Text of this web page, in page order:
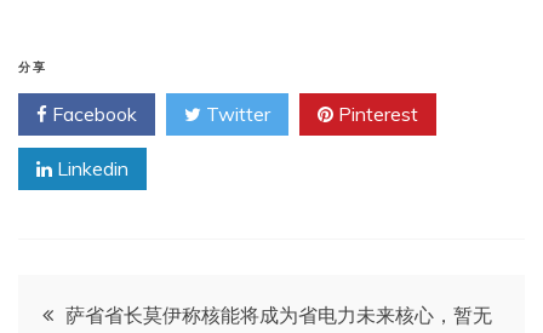
分享
Facebook Twitter Pinterest
Linkedin
文 萨省省长莫伊称核能将成为省电力未来核心，暂无